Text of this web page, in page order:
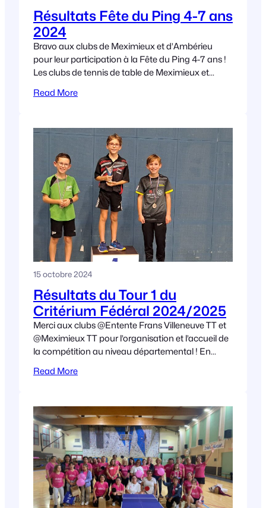
Résultats Fête du Ping 4-7 ans
2024
Bravo aux clubs de Meximieux et d’Ambérieu
pour leur participation à la Fête du Ping 4-7 ans !
Les clubs de tennis de table de Meximieux et
Read More
15 octobre 2024
Résultats du Tour 1 du
Critérium Fédéral 2024/2025
Merci aux clubs @Entente Frans Villeneuve TT et
@Meximieux TT pour l’organisation et l’accueil de
la compétition au niveau départemental ! En
Benjamines
Read More